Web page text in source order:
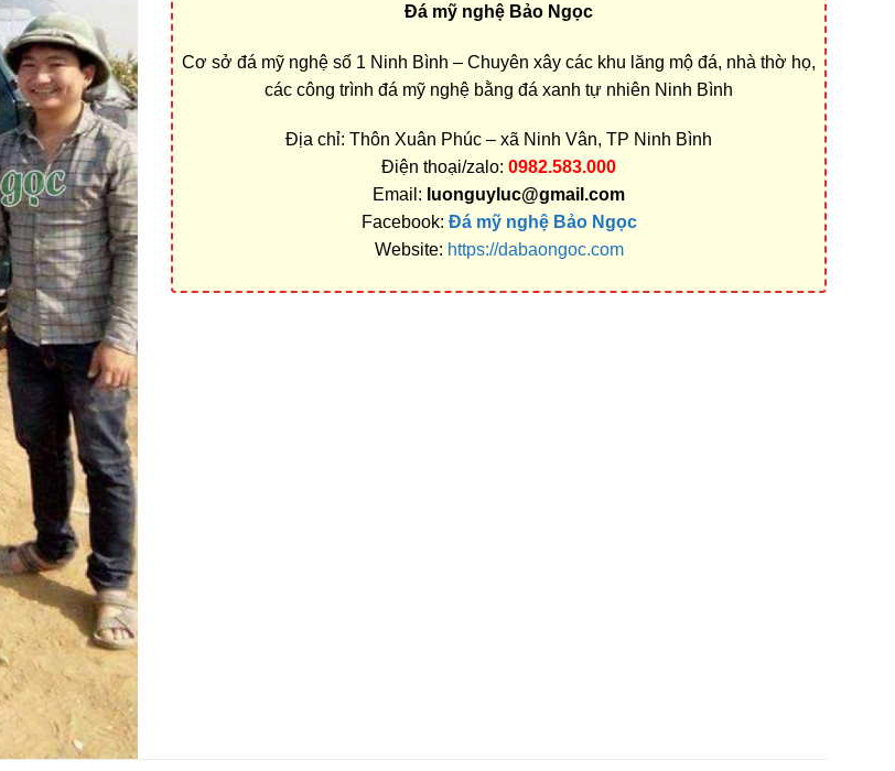
Đá mỹ nghệ Bảo Ngọc
Cơ sở đá mỹ nghệ số 1 Ninh Bình – Chuyên xây các khu lăng mộ đá, nhà thờ họ,
các công trình đá mỹ nghệ bằng đá xanh tự nhiên Ninh Bình
Địa chỉ: Thôn Xuân Phúc – xã Ninh Vân, TP Ninh Bình
Điện thoại/zalo: 0982.583.000
Email: luonguyluc@gmail.com
Facebook: Đá mỹ nghệ Bảo Ngọc
Website: https://dabaongoc.com